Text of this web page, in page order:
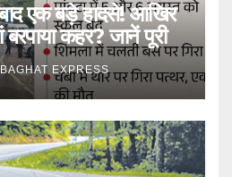
एक बड़े हादसे! आखिर
कहर? जानें पूरी
BAGHAT EXPRESS